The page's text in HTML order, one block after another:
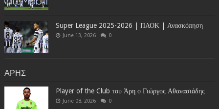
Super League 2025-2026 | ΠΑΟΚ | Ανασκόπηση
June 13, 2026 0
ΑΡΗΣ
Player of the Club του Άρη ο Γιώργος Αθανασιάδης
June 08, 2026 0